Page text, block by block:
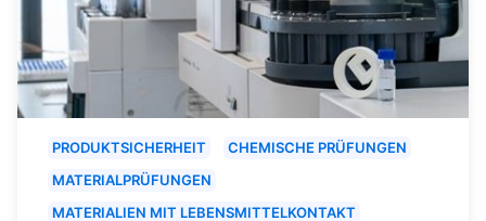
PRODUKTSICHERHEIT
CHEMISCHE PRÜFUNGEN
MATERIALPRÜFUNGEN
MATERIALIEN MIT LEBENSMITTELKONTAKT